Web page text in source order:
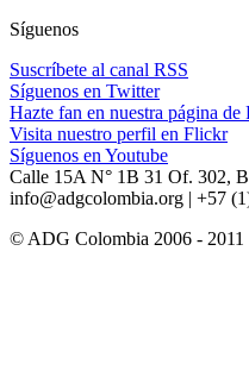
Síguenos
Suscríbete al canal RSS
Síguenos en Twitter
Hazte fan en nuestra página de
Visita nuestro perfil en Flickr
Síguenos en Youtube
Calle 15A N° 1B 31 Of. 302,
info@adgcolombia.org | +57
© ADG Colombia 2006 - 2011